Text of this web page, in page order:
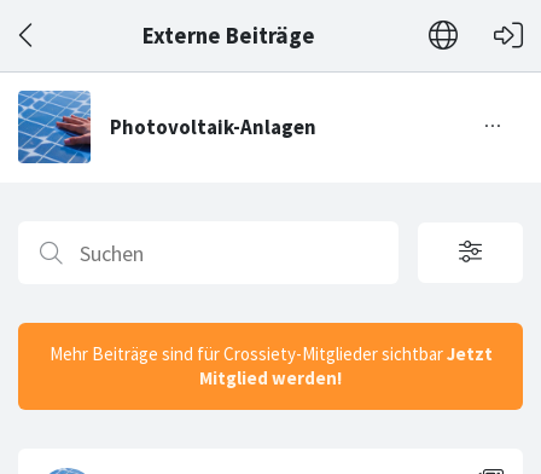
Externe Beiträge
Mehr Beiträge sind für Crossiety-Mitglieder sichtbarJetzt
Mitglied werden!